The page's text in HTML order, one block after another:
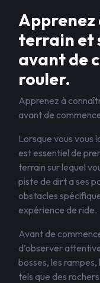
terrain et
avant de
rouler.
Apprenez à
avant de
Lorsque vous vous
est essentiel de
terrain sur lequel
piste de dirt a ses
obstacles
expérience de ride.
Avant de
d’observer
bosses, les
tels que des